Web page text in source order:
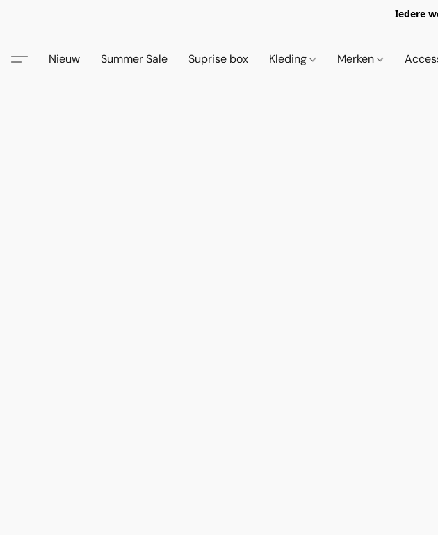
Iedere
Nieuw Summer Sale Suprise box Kleding Merken